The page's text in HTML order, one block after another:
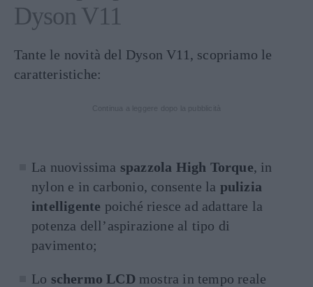
Dyson V11
Tante le novità del Dyson V11, scopriamo le
caratteristiche:
La nuovissima spazzola High Torque, in
nylon e in carbonio, consente la pulizia
intelligente poiché riesce ad adattare la
potenza dell’aspirazione al tipo di
pavimento;
Lo schermo LCDmostra in tempo reale